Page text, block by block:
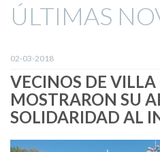
ÚLTIMAS
02-03-2018
VECINOS DE VILLA
MOSTRARON SU
SOLIDARIDAD AL